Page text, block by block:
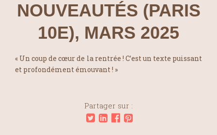
NOUVEAUTÉS (PARIS
10E), MARS 2025
« Un coup de cœur de la rentrée ! C’est un texte puissant
et profondément émouvant ! »
Partager sur :